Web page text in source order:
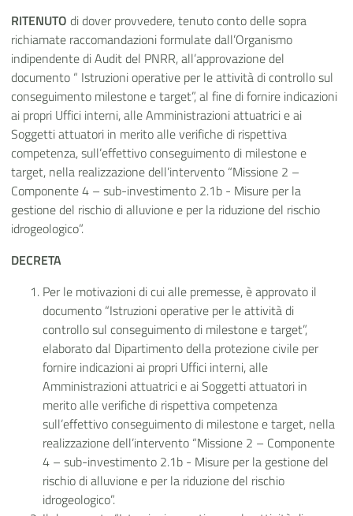
RITENUTO di dover provvedere, tenuto conto delle sopra
richiamate raccomandazioni formulate dall’Organismo
indipendente di Audit del PNRR, all’approvazione del
documento “ Istruzioni operative per le attività di controllo sul
conseguimento milestone e target”, al fine di fornire indicazioni
ai propri Uffici interni, alle Amministrazioni attuatrici e ai
Soggetti attuatori in merito alle verifiche di rispettiva
competenza, sull’effettivo conseguimento di milestone e
target, nella realizzazione dell’intervento “Missione 2 –
Componente 4 – sub-investimento 2.1b - Misure per la
gestione del rischio di alluvione e per la riduzione del rischio
idrogeologico”.
DECRETA
Per le motivazioni di cui alle premesse, è approvato il
documento “Istruzioni operative per le attività di
controllo sul conseguimento di milestone e target”,
elaborato dal Dipartimento della protezione civile per
fornire indicazioni ai propri Uffici interni, alle
Amministrazioni attuatrici e ai Soggetti attuatori in
merito alle verifiche di rispettiva competenza
sull’effettivo conseguimento di milestone e target, nella
realizzazione dell’intervento “Missione 2 – Componente
4 – sub-investimento 2.1b - Misure per la gestione del
rischio di alluvione e per la riduzione del rischio
idrogeologico”.